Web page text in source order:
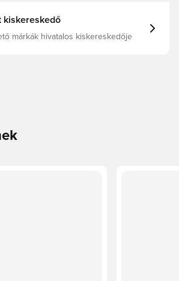
kiskereskedő
márkák hivatalos kiskereskedője